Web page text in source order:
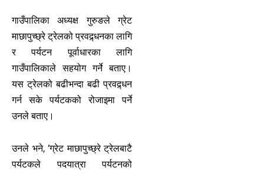
गाउँपालिका अध्यक्ष गुरुङले ग्रेट
माछापुच्छ्रे ट्रेलको प्रवद्र्धनका लागि
र पर्यटन पूर्वाधारका लागि
गाउँपालिकाले सहयोग गर्ने बताए।
यस ट्रेलको बढीभन्दा बढी प्रवद्र्धन
गर्न सके पर्यटकको रोजाइमा पर्ने
उनले बताए।
उनले भने, ‘ग्रेट माछापुच्छ्रे ट्रेलबाटै
पर्यटकले पदयात्रा पर्यटनको